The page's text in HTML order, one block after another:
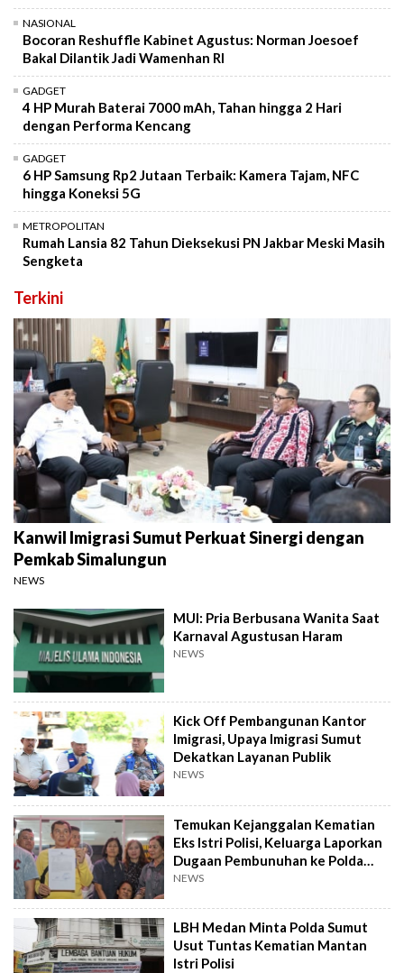
NASIONAL
Bocoran Reshuffle Kabinet Agustus: Norman Joesoef
Bakal Dilantik Jadi Wamenhan RI
GADGET
4 HP Murah Baterai 7000 mAh, Tahan hingga 2 Hari
dengan Performa Kencang
GADGET
6 HP Samsung Rp2 Jutaan Terbaik: Kamera Tajam, NFC
hingga Koneksi 5G
METROPOLITAN
Rumah Lansia 82 Tahun Dieksekusi PN Jakbar Meski Masih
Sengketa
Terkini
Kanwil Imigrasi Sumut Perkuat Sinergi dengan
Pemkab Simalungun
NEWS
MUI: Pria Berbusana Wanita Saat
Karnaval Agustusan Haram
NEWS
Kick Off Pembangunan Kantor
Imigrasi, Upaya Imigrasi Sumut
Dekatkan Layanan Publik
NEWS
Temukan Kejanggalan Kematian
Eks Istri Polisi, Keluarga Laporkan
Dugaan Pembunuhan ke Polda
Sumut
NEWS
LBH Medan Minta Polda Sumut
Usut Tuntas Kematian Mantan
Istri Polisi